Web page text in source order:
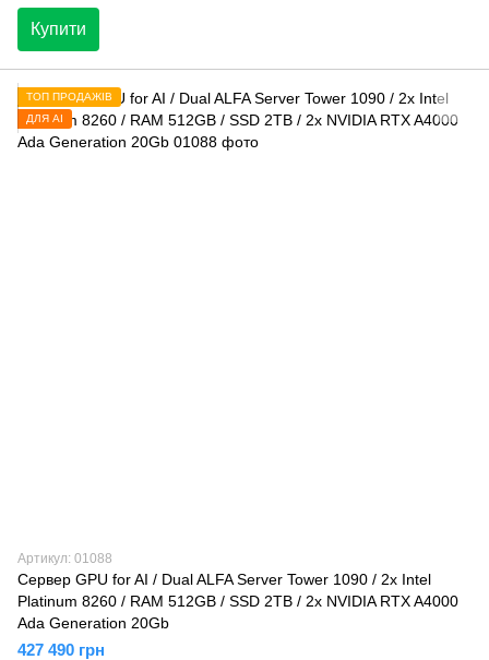
Купити
ТОП ПРОДАЖІВ
ДЛЯ AI
Артикул: 01088
Сервер GPU for AI / Dual ALFA Server Tower 1090 / 2х Intel
Platinum 8260 / RAM 512GB / SSD 2TB / 2x NVIDIA RTX A4000
Ada Generation 20Gb
427 490 грн